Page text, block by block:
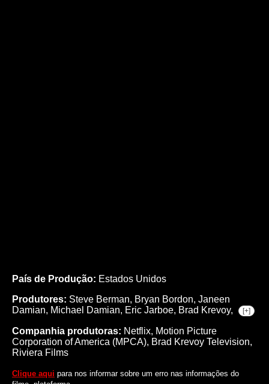
País de Produção: Estados Unidos
Produtores: Steve Berman, Bryan Bordon, Janeen
Damian, Michael Damian, Eric Jarboe, Brad Krevoy, [+]
Companhia produtoras: Netflix, Motion Picture
Corporation of America (MPCA), Brad Krevoy Television,
Riviera Films
Clique aqui para nos informar sobre um erro nas informações do